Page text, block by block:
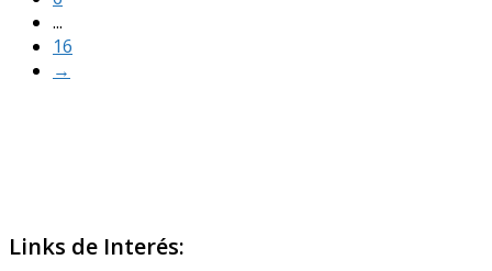
...
16
→
Links de Interés: